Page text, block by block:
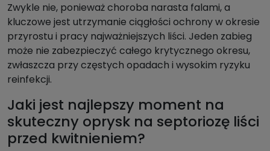
Zwykle nie, ponieważ choroba narasta falami, a
kluczowe jest utrzymanie ciągłości ochrony w okresie
przyrostu i pracy najważniejszych liści. Jeden zabieg
może nie zabezpieczyć całego krytycznego okresu,
zwłaszcza przy częstych opadach i wysokim ryzyku
reinfekcji.
Jaki jest najlepszy moment na
skuteczny oprysk na septoriozę liści
przed kwitnieniem?